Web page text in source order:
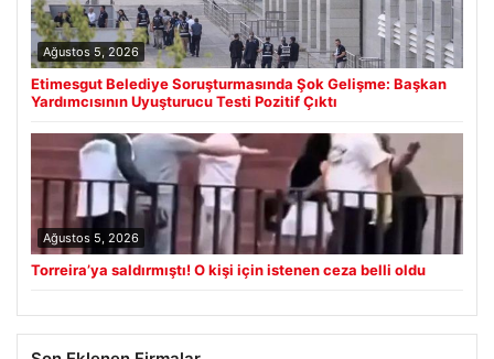
Ağustos 5, 2026
Etimesgut Belediye Soruşturmasında Şok Gelişme: Başkan
Yardımcısının Uyuşturucu Testi Pozitif Çıktı
Ağustos 5, 2026
Torreira’ya saldırmıştı! O kişi için istenen ceza belli oldu